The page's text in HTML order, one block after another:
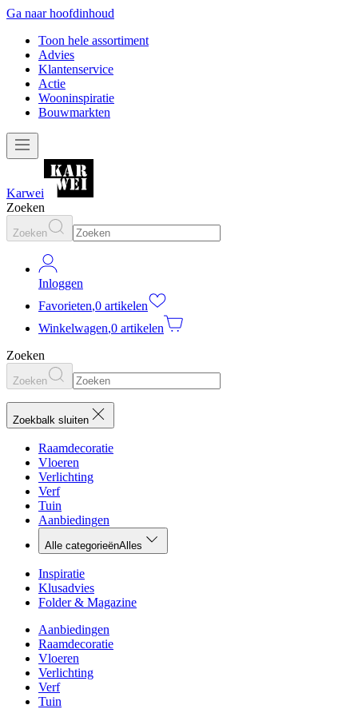
Ga naar hoofdinhoud
Toon hele assortiment
Advies
Klantenservice
Actie
Wooninspiratie
Bouwmarkten
Karwei
Zoeken
Zoeken
Inloggen
Favorieten,0 artikelen
Winkelwagen,0 artikelen
Zoeken
Zoeken
Zoekbalk sluiten
Raamdecoratie
Vloeren
Verlichting
Verf
Tuin
Aanbiedingen
Alle categorieënAlles
Inspiratie
Klusadvies
Folder & Magazine
Aanbiedingen
Raamdecoratie
Vloeren
Verlichting
Verf
Tuin